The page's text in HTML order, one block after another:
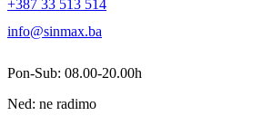
+387 33 513 514
info@sinmax.ba
Pon-Sub: 08.00-20.00h
Ned: ne radimo